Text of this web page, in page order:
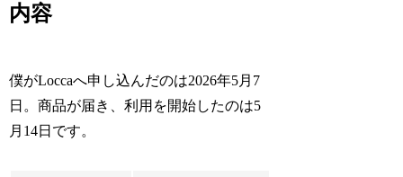
内容
僕がLoccaへ申し込んだのは2026年5月7
日。商品が届き、利用を開始したのは5
月14日です。